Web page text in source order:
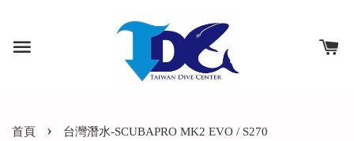
首頁 › 台灣潛水-SCUBAPRO MK2 EVO / S270